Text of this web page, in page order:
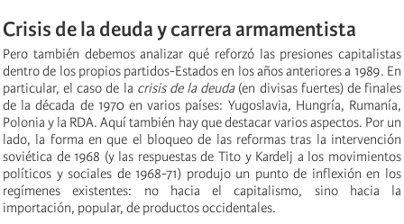
Crisis de la deuda y carrera armamentista
Pero también debemos analizar qué reforzó las presiones capitalistas
dentro de los propios partidos-Estados en los años anteriores a 1989. En
particular, el caso de la crisis de la deuda(en divisas fuertes) de finales
de la década de 1970 en varios países: Yugoslavia, Hungría, Rumanía,
Polonia y la RDA. Aquí también hay que destacar varios aspectos. Por un
lado, la forma en que el bloqueo de las reformas tras la intervención
soviética de 1968 (y las respuestas de Tito y Kardelj a los movimientos
políticos y sociales de 1968-71) produjo un punto de inflexión en los
regímenes existentes: no hacia el capitalismo, sino hacia la
importación, popular, de productos occidentales.